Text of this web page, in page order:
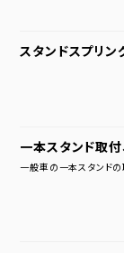
スタンドスプリン
一本スタンド取付
一般車の一本スタンドの